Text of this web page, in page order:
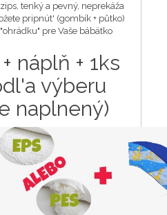
tenký a pevný, neprekáža
pripnút' (gombík + půtko)
pre Vaše bábätko
náplň + 1ks
výberu
naplnený)